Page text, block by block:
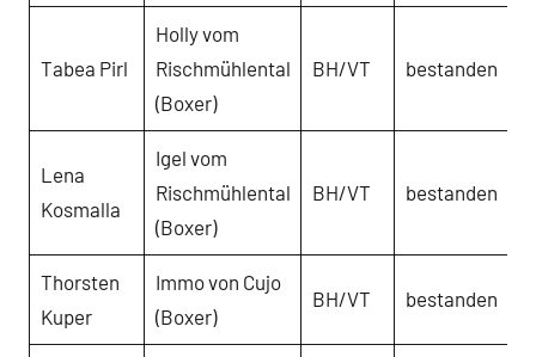
Tabea Pirl
Holly vom
Rischmühlental
(Boxer)
BH/VT bestanden
Lena
Kosmalla
Igel vom
Rischmühlental
(Boxer)
BH/VT bestanden
Thorsten
Kuper
Immo von Cujo
(Boxer)
BH/VT bestanden